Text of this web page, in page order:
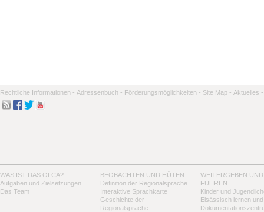
Rechtliche Informationen - Adressenbuch - Förderungsmöglichkeiten - Site Map - Aktuelles -
WAS IST DAS OLCA?
Aufgaben und Zielsetzungen
Das Team
BEOBACHTEN UND HÜTEN
Definition der Regionalsprache
Interaktive Sprachkarte
Geschichte der
Regionalsprache
WEITERGEBEN UND
FÜHREN
Kinder und
Elsässisch lernen